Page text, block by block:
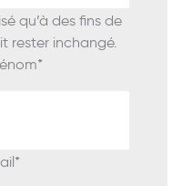
qu’à des fins de
rester inchangé.
*
*